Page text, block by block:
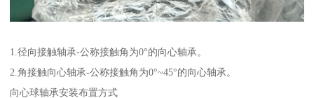
1.径向接触轴承-公称接触角为0°的向心轴承。
2.角接触向心轴承-公称接触角为0°~45°的向心轴承。
向心球轴承安装布置方式